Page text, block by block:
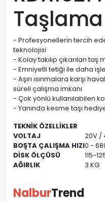
Taşlama
- Profesyonellerin tercih
teknolojisi
- Kolay takılıp çıkarılan
- Emniyetli tetiği ile daha
- Aşırı ısınmalara karşı
süreli çalışma imkanı
- Çok yönlü kullanılabilen
- Yanında kesme taşı
TEKNİK ÖZELLİKLER
VOLTAJ
20V /
BOŞTA ÇALIŞMA HIZI0 -
DİSK ÖLÇÜSÜ
115-
AĞIRLIK
3 KG
NalburTrend